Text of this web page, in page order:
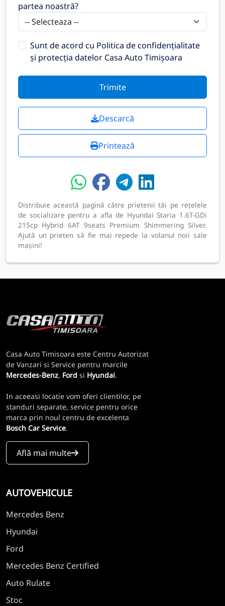
partea noastră?
Sunt de acord cu Politica de confidențialitate
și protecția datelor Casa Auto Timișoara
Trimite
Descarcă
Printează
Distribuie această pagină către prietenii tăi pe rețelele
de socializare pentru a afla de Hyundai Staria 1.6T-GDi
215cp Hybrid 6AT 9seats Premium Shimmering Silver.
Ajută un prieten să fie mai repede la volanul noii sale
mașini!
Casa Auto Timisoara este Centru Autorizat
de Vanzari si Service pentru marcile
Mercedes-Benz, Ford si Hyundai.
In aceeasi locatie vom oferi clientilor, pe
standuri separate, service pentru orice
marca prin noul centru de excelenta
Bosch Car Service.
Află mai multe
AUTOVEHICULE
Mercedes Benz
Hyundai
Ford
Mercedes Benz Certified
Auto Rulate
Stoc